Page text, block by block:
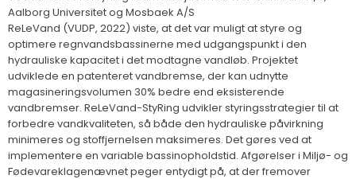
Aalborg Universitet og Mosbaek A/S
ReLeVand (VUDP, 2022) viste, at det var muligt at styre og
optimere regnvandsbassinerne med udgangspunkt i den
hydrauliske kapacitet i det modtagne vandløb. Projektet
udviklede en patenteret vandbremse, der kan udnytte
magasineringsvolumen 30% bedre end eksisterende
vandbremser. ReLeVand-StyRing udvikler styringsstrategier til at
forbedre vandkvaliteten, så både den hydrauliske påvirkning
minimeres og stoffjernelsen maksimeres. Det gøres ved at
implementere en variable bassinopholdstid. Afgørelser i Miljø- og
Fødevareklagenævnet peger entydigt på, at der fremover